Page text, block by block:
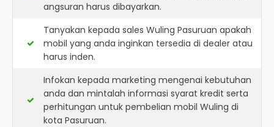
angsuran harus dibayarkan.
Tanyakan kepada sales Wuling Pasuruan apakah
mobil yang anda inginkan tersedia di dealer atau
harus inden.
Infokan kepada marketing mengenai kebutuhan
anda dan mintalah informasi syarat kredit serta
perhitungan untuk pembelian mobil Wuling di
kota Pasuruan.